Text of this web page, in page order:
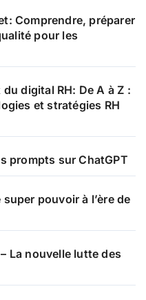
Comprendre, préparer
pour les
digital RH: De A à Z :
et stratégies RH
prompts sur ChatGPT
pouvoir à l’ère de
La nouvelle lutte des